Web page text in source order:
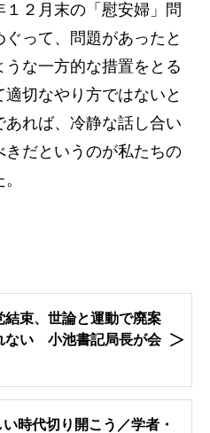
２月末の「慰安婦」問
って、問題があったと
うな一方的な措置をとる
切なやり方ではないと
れば、冷静な話し合い
だというのが私たちの
束、世論と運動で廃案
ない 小池書記局長が会
時代切り開こう／学者・